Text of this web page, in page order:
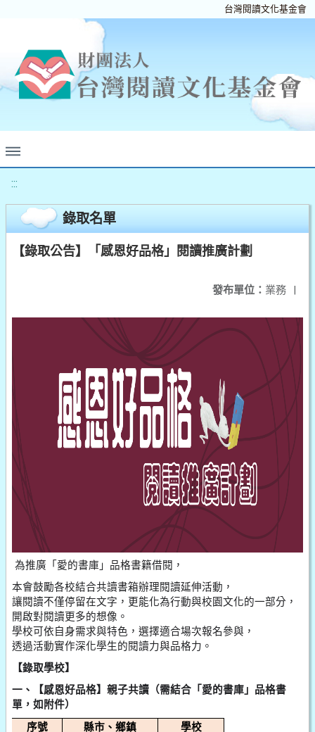
台灣閱讀文化基金會
:::
錄取名單
【錄取公告】「感恩好品格」閱讀推廣計劃
發布單位： 業務 |
為推廣「愛的書庫」品格書籍借閱，
本會鼓勵各校結合共讀書箱辦理閱讀延伸活動，
讓閱讀不僅停留在文字，更能化為行動與校園文化的一部分，
開啟對閱讀更多的想像。
學校可依自身需求與特色，選擇適合場次報名參與，
透過活動實作深化學生的閱讀力與品格力。
【錄取學校】
一、【感恩好品格】親子共讀（需結合「愛的書庫」品格書
單，如附件）
序號
縣市、鄉鎮 學校